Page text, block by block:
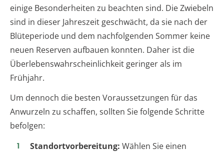
einige Besonderheiten zu beachten sind. Die Zwiebeln
sind in dieser Jahreszeit geschwächt, da sie nach der
Blüteperiode und dem nachfolgenden Sommer keine
neuen Reserven aufbauen konnten. Daher ist die
Überlebenswahrscheinlichkeit geringer als im
Frühjahr.
Um dennoch die besten Voraussetzungen für das
Anwurzeln zu schaffen, sollten Sie folgende Schritte
befolgen:
Standortvorbereitung: Wählen Sie einen